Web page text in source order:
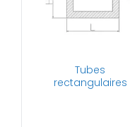
Tubes
rectangulaires